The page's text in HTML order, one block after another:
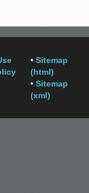
• Sitemap
(html)
• Sitemap
(xml)